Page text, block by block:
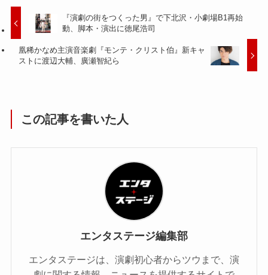
『演劇の街をつくった男』で下北沢・小劇場B1再始
動、脚本・演出に徳尾浩司
凰稀かなめ主演音楽劇『モンテ・クリスト伯』新キャ
ストに渡辺大輔、廣瀬智紀ら
この記事を書いた人
エンタステージ編集部
エンタステージは、演劇初心者からツウまで、演